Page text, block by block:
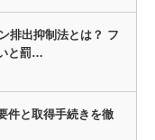
排出抑制法とは？ フ
と罰…
件と取得手続きを徹